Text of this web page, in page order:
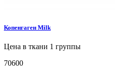
Копенгаген Milk
Цена в ткани 1 группы
70600